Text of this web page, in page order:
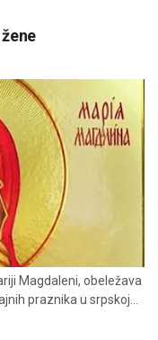
Magdaleni, obeležava
praznika u srpskoj...